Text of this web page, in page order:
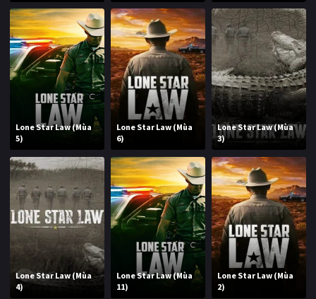
Lone Star Law (Mùa
5)
Lone Star Law (Mùa
6)
Lone Star Law (Mùa
3)
Lone Star Law (Mùa
4)
Lone Star Law (Mùa
11)
Lone Star Law (Mùa
2)